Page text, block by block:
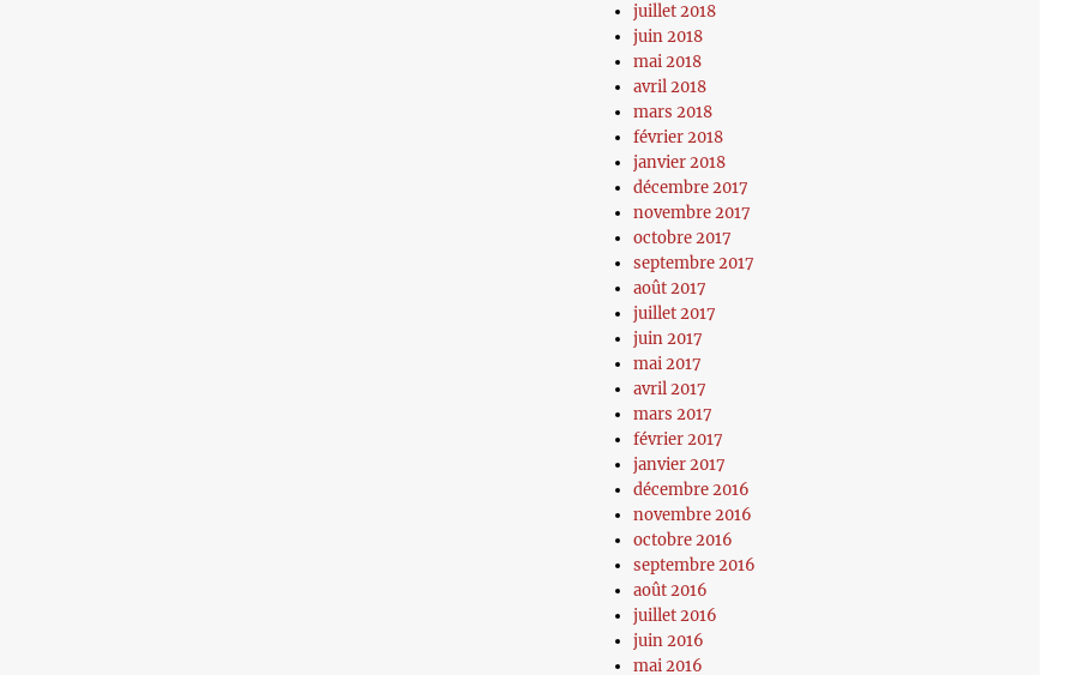
juillet 2018
juin 2018
mai 2018
avril 2018
mars 2018
février 2018
janvier 2018
décembre 2017
novembre 2017
octobre 2017
septembre 2017
août 2017
juillet 2017
juin 2017
mai 2017
avril 2017
mars 2017
février 2017
janvier 2017
décembre 2016
novembre 2016
octobre 2016
septembre 2016
août 2016
juillet 2016
juin 2016
mai 2016